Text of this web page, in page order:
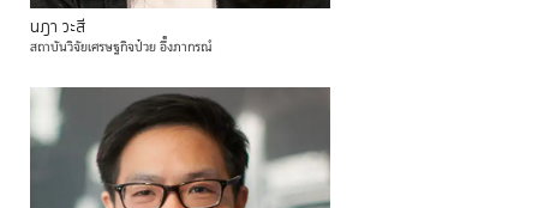
นฎา วะสี
สถาบันวิจัยเศรษฐกิจป๋วยอึ๊งภากรณ์